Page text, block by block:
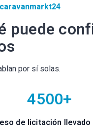
puede
por sí solas.
4500+
de licitación llevado